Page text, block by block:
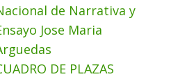
de Narrativa y
Jose Maria
DE PLAZAS